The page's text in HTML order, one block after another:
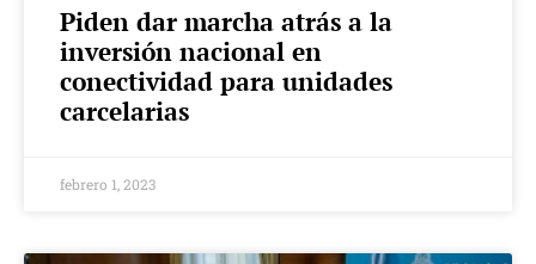
Piden dar marcha atrás a la
inversión nacional en
conectividad para unidades
carcelarias
febrero 1, 2023